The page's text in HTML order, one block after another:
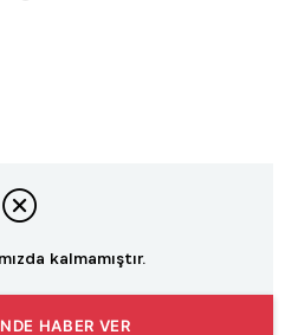
kalmamıştır.
HABER VER